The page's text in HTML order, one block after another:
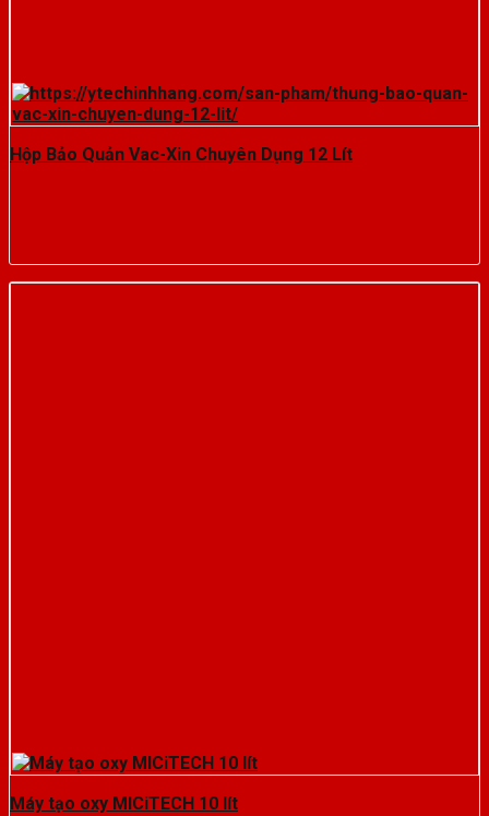
Hộp Bảo Quản Vac-Xin Chuyên Dụng 12 Lít
Máy tạo oxy MICiTECH 10 lít